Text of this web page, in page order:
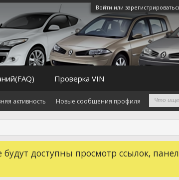
Войти или
доступны просмотр ссылок,
активность Новые сообщения профиля
Проверка VIN